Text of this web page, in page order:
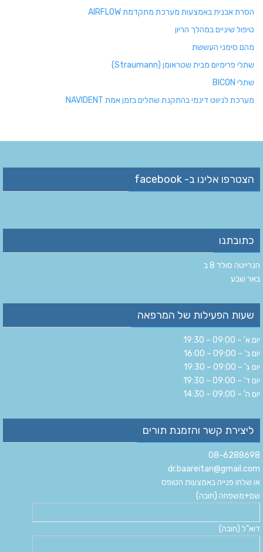
הסרת אבנית באמצעות מערכת מתקדמת AIRFLOW
טיפול שיניים במהלך הריון
מהם סימני העששת
שתלי פרימיום מבית שטראומן (Straumann)
שתלי BICON
מערכת לניווט דינמי בהתקנת שתלים בזמן אמת NAVIDENT
הצטרפו אלינו ב- facebook
כתובתנו
הנרייטה סולד 8 ב‏
‏באר שבע‏
שעות הפעילות של המרפאה
יום א' – 09:00 – 19:30
יום ב' – 09:00 – 16:00
יום ג' – 09:00 – 19:30
יום ד' – 09:00 – 19:30
יום ה' – 09:00 – 14:30
ליצירת קשר והזמנת תורים
08-6288698
dr.baareitan@gmail.com
או שלחו פנייה באמצעות הטופס
שם+משפחה (חובה)
דוא"ל (חובה)